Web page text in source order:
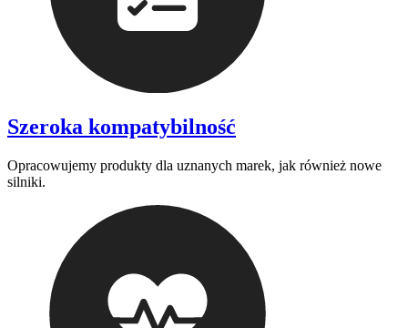
Szeroka kompatybilność
Opracowujemy produkty dla uznanych marek, jak również nowe
silniki.